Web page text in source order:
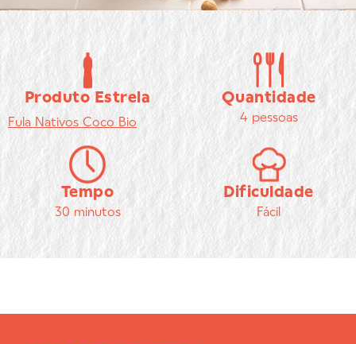
Produto Estrela
Fula Nativos Coco Bio
Quantidade
4 pessoas
Tempo
30 minutos
Dificuldade
Fácil